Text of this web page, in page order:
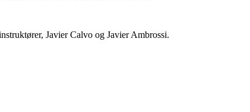
Javier Calvo og Javier Ambrossi.